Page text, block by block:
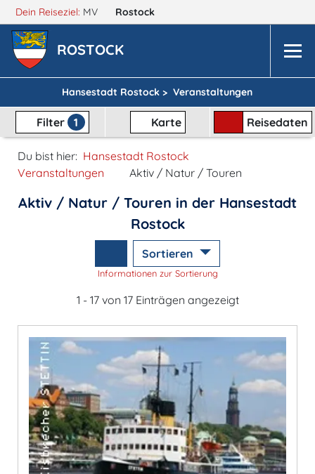
Dein Reiseziel: MV Rostock
ROSTOCK
Hansestadt Rostock > Veranstaltungen
Filter 1 Karte Reisedaten
Du bist hier: Hansestadt Rostock
Veranstaltungen
Aktiv / Natur / Touren
Aktiv / Natur / Touren in der Hansestadt
Rostock
Sortieren
Informationen zur Sortierung
1 - 17 von 17 Einträgen angezeigt